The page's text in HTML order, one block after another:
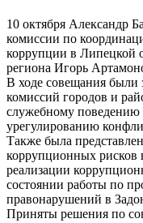
10 октября Александр
комиссии по
коррупции в Липецкой
региона Игорь
В ходе совещания были
комиссий городов и
служебному
урегулированию
Также была
коррупционных рисков
реализации
состоянии работы по
правонарушений в
Приняты решения по